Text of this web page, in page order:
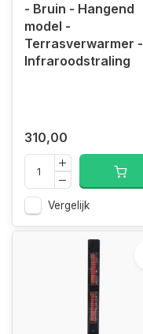
- Bruin - Hangend
model -
Terrasverwarmer -
Infraroodstraling
310,00
Vergelijk